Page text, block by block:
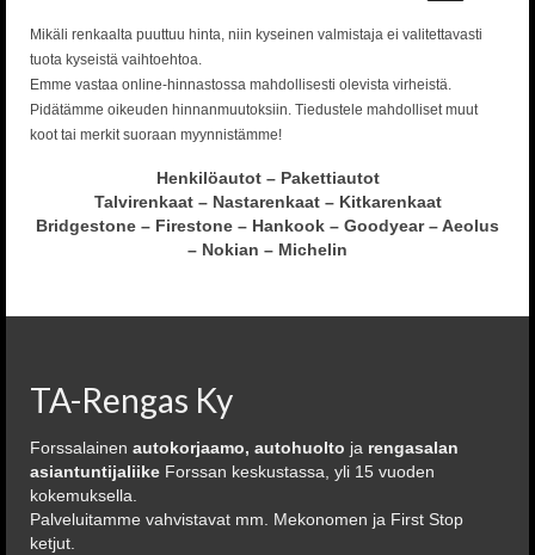
Mikäli renkaalta puuttuu hinta, niin kyseinen valmistaja ei valitettavasti
tuota kyseistä vaihtoehtoa.
Emme vastaa online-hinnastossa mahdollisesti olevista virheistä.
Pidätämme oikeuden hinnanmuutoksiin. Tiedustele mahdolliset muut
koot tai merkit suoraan myynnistämme!
Henkilöautot – Pakettiautot
Talvirenkaat – Nastarenkaat – Kitkarenkaat
Bridgestone – Firestone – Hankook – Goodyear – Aeolus
– Nokian – Michelin
TA-Rengas Ky
Forssalainen autokorjaamo, autohuolto ja rengasalan
asiantuntijaliike Forssan keskustassa, yli 15 vuoden
kokemuksella.
Palveluitamme vahvistavat mm. Mekonomen ja First Stop
ketjut.